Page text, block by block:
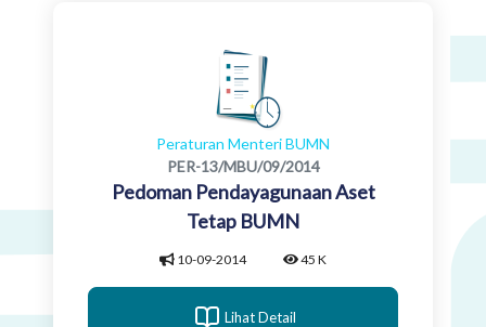
Peraturan Menteri BUMN
PER-13/MBU/09/2014
Pedoman Pendayagunaan Aset
Tetap BUMN
10-09-2014 45 K
Lihat Detail